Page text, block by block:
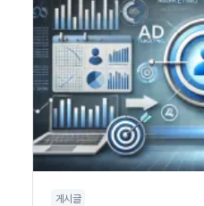
게시글